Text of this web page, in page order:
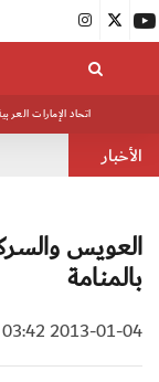
اتحاد الإمارات
الأخبار
العويس
بالمنامة
2013-01-04 03:42